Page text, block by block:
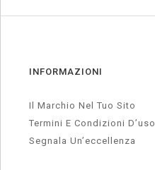
INFORMAZIONI
Il Marchio Nel Tuo Sito
Termini E Condizioni D’uso
Segnala Un’eccellenza